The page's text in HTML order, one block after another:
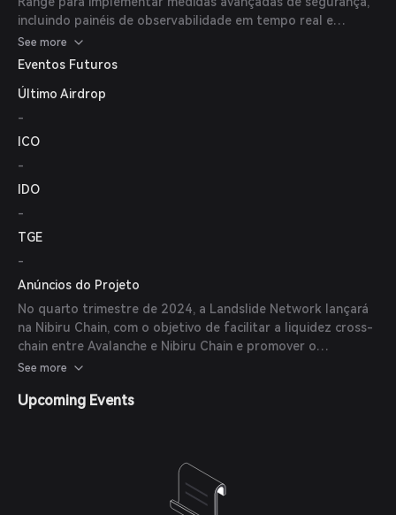
incluindo painéis de observabilidade em tempo real e
detecção de anomalias, reforçando a segurança das
interações cross-chain.
See more
Eventos Futuros
Último Airdrop
-
ICO
-
IDO
-
TGE
-
Anúncios do Projeto
No quarto trimestre de 2024, a Landslide Network lançará
na Nibiru Chain, com o objetivo de facilitar a liquidez cross-
chain entre Avalanche e Nibiru Chain e promover o
crescimento cross-chain.
See more
Upcoming Events